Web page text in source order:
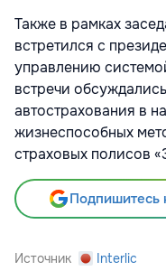
Также в рамках
встретился с
управлению
встречи
автострахования в
жизнеспособных
страховых полисов
Подпишитесь
Источник Interlic